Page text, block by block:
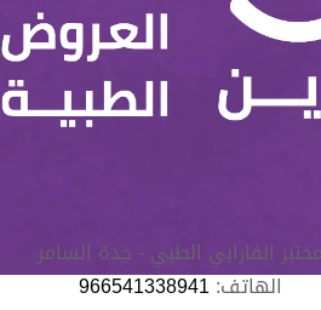
مختبر الفارابي الطبي - جدة السامر
الهاتف:966541338941